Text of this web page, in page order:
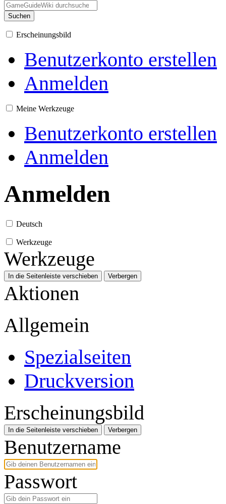
Suchen
Erscheinungsbild
Benutzerkonto erstellen
Anmelden
Meine Werkzeuge
Benutzerkonto erstellen
Anmelden
Anmelden
Deutsch
Werkzeuge
Werkzeuge
In die Seitenleiste verschieben Verbergen
Aktionen
Allgemein
Spezialseiten
Druckversion
Erscheinungsbild
In die Seitenleiste verschieben Verbergen
Benutzername
Passwort